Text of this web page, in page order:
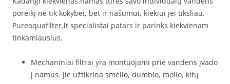
poreikį ne tik kokybei, bet ir našumui, kiekiui jei tiksliau,
Pureaquafilter.lt specialistai patars ir parinks kiekvienam
tinkamiausius.
Mechaniniai filtrai yra montuojami prie vandens įvado
į namus. Jie užtikrina smėlio, dumblo, molio, kitų